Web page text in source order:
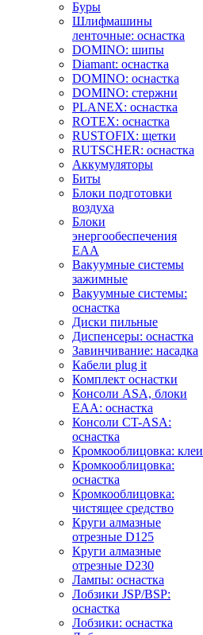
Буры
Шлифмашины
ленточные: оснастка
DOMINO: шипы
Diamant: оснастка
DOMINO: оснастка
DOMINO: стержни
PLANEX: оснастка
ROTEX: оснастка
RUSTOFIX: щетки
RUTSCHER: оснастка
Аккумуляторы
Биты
Блоки подготовки
воздуха
Блоки
энергообеспечения
EAA
Вакуумные системы
зажимные
Вакуумные системы:
оснастка
Диски пильные
Диспенсеры: оснастка
Завинчивание: насадка
Кабели plug it
Комплект оснастки
Консоли ASA, блоки
EAA: оснастка
Консоли CT-ASA:
оснастка
Кромкооблицовка: клеи
Кромкооблицовка:
оснастка
Кромкооблицовка:
чистящее средство
Круги алмазные
отрезные D125
Круги алмазные
отрезные D230
Лампы: оснастка
Лобзики JSP/BSP:
оснастка
Лобзики: оснастка